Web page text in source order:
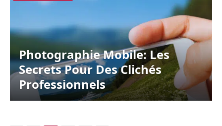
Photographie Mobile: Les
Secrets Pour Des Clichés
Professionnels